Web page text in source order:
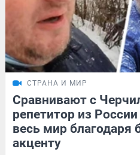
СТРАНА И МИР
Сравнивают с
репетитор из
весь мир благодаря
акценту